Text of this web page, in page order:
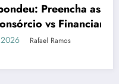
assim para o